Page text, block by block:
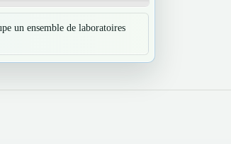
un ensemble de laboratoires